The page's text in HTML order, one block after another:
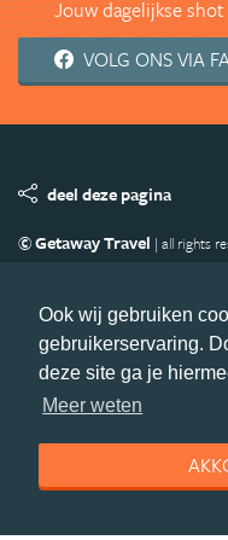
Ook wij gebruiken
gebruikerservaring.
deze site ga je
Meer weten
Jouw dagelijkse
VOLG ONS VIA
deel deze pagina
© Getaway Travel | all rights
Copyright
Privacy
Volg Australie.nl
Nieuwsbrief